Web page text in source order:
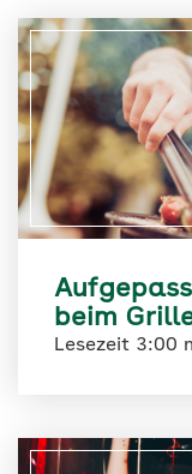
beim
Lesezeit 3:00